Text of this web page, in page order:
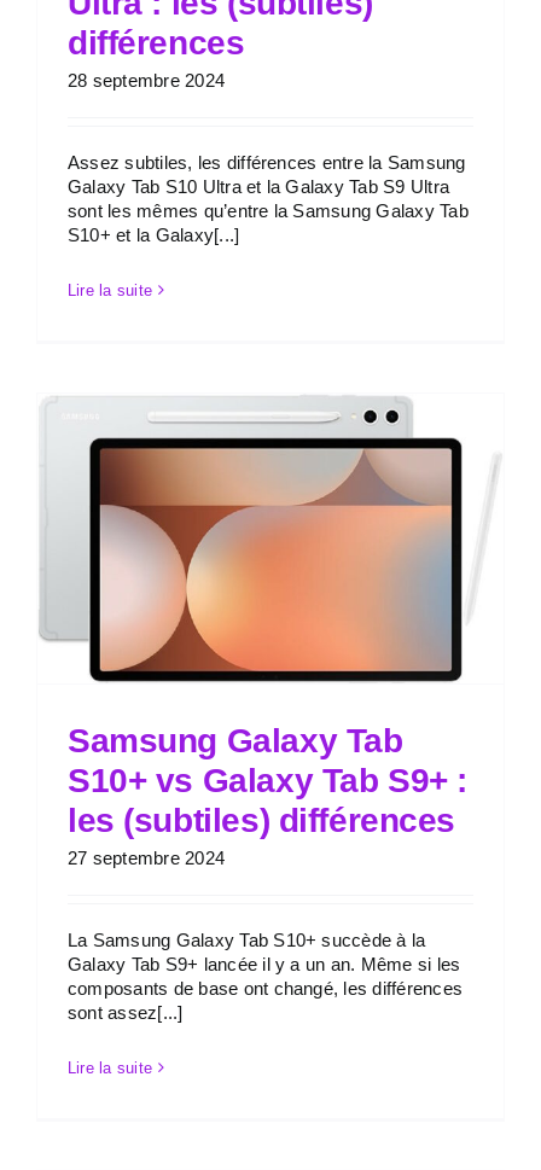
différences
28 septembre 2024
Assez subtiles, les différences entre la Samsung
Galaxy Tab S10 Ultra et la Galaxy Tab S9 Ultra
sont les mêmes qu’entre la Samsung Galaxy Tab
S10+ et la Galaxy[...]
Lire la suite
Samsung Galaxy Tab
S10+ vs Galaxy Tab S9+ :
les (subtiles) différences
27 septembre 2024
La Samsung Galaxy Tab S10+ succède à la
Galaxy Tab S9+ lancée il y a un an. Même si les
composants de base ont changé, les différences
sont assez[...]
Lire la suite